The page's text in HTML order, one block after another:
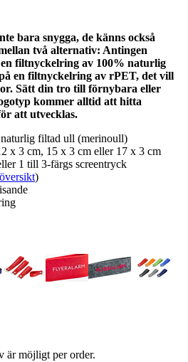
bara snygga, de känns också
två alternativ: Antingen
filtnyckelring av 100% naturlig
en filtnyckelring av rPET, det vill
Sätt din tro till förnybara eller
kommer alltid att hitta
att utvecklas.
filtad ull (merinoull)
x 3 cm, 15 x 3 cm eller 17 x 3 cm
1 till 3-färgs screentryck
)
är möjligt per order.